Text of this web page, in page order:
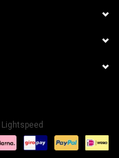
Lightspeed